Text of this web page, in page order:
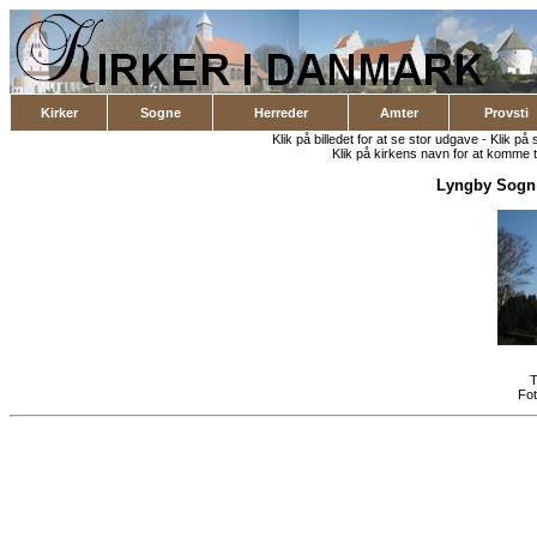
Kirker Sogne Herreder Amter
Provsti
Klik på billedet for at se stor udgave - Klik på
Klik på kirkens navn for at komme
Lyngby Sogn